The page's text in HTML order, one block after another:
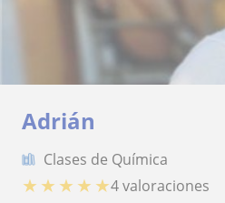
Adrián
Clases de Química
★ ★ ★ ★ ★4 valoraciones